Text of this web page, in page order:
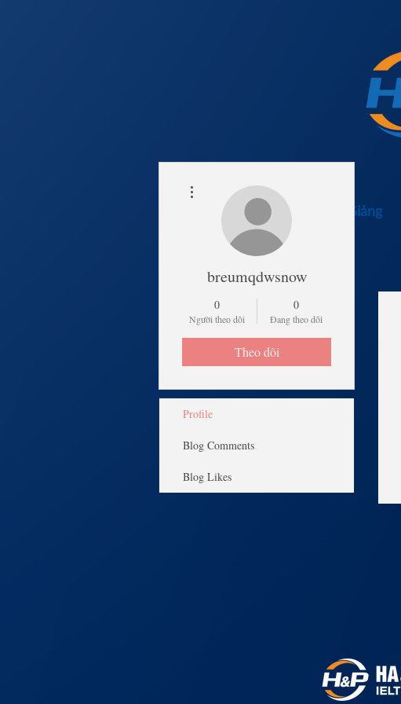
Trang Chủ Lịch Khai Giảng
breumqdwsnow
0
Người theo dõi
0
Đang theo dõi
Theo dõi
Profile
Blog Comments
Blog Likes